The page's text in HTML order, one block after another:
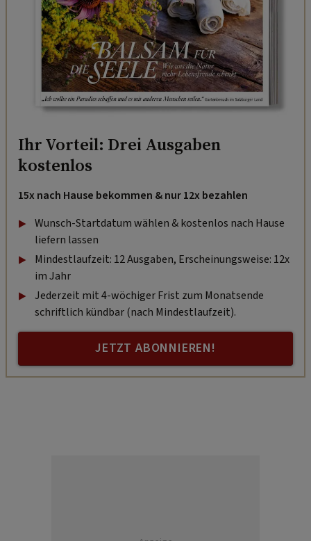
Ihr Vorteil: Drei Ausgaben
kostenlos
15x nach Hause bekommen & nur 12x bezahlen
Wunsch-Startdatum wählen & kostenlos nach Hause
liefern lassen
Mindestlaufzeit: 12 Ausgaben, Erscheinungsweise: 12x
im Jahr
Jederzeit mit 4-wöchiger Frist zum Monatsende
schriftlich kündbar (nach Mindestlaufzeit).
JETZT ABONNIEREN!